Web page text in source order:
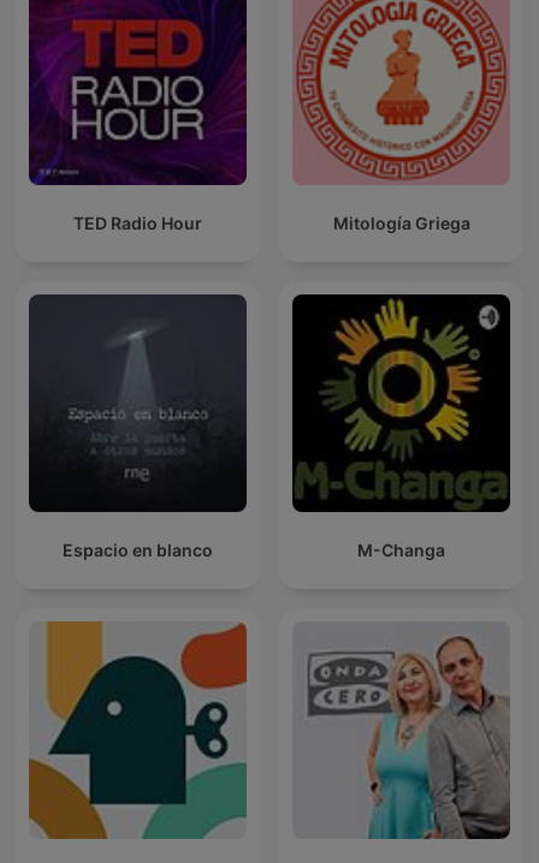
TED Radio Hour Mitología Griega
Espacio en blanco M-Changa